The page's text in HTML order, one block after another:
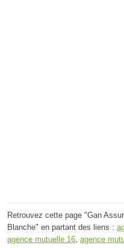
Retrouvez cette page "Gan
Blanche" en partant des liens :
agence mutuelle 16, agence